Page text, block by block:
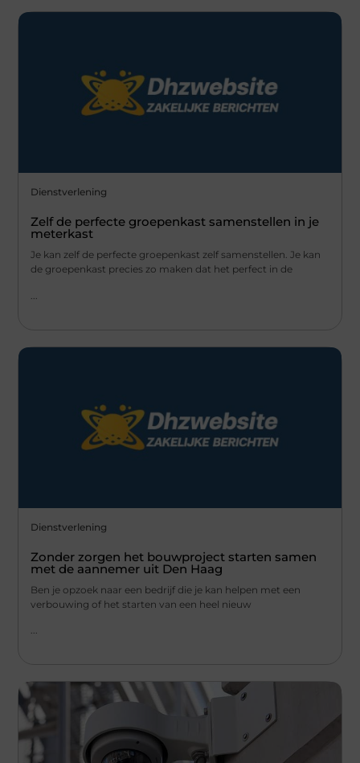
Dienstverlening
Zelf de perfecte groepenkast samenstellen in je
meterkast
Je kan zelf de perfecte groepenkast zelf samenstellen. Je kan
de groepenkast precies zo maken dat het perfect in de
Dienstverlening
Zonder zorgen het bouwproject starten samen
met de aannemer uit Den Haag
Ben je opzoek naar een bedrijf die je kan helpen met een
verbouwing of het starten van een heel nieuw